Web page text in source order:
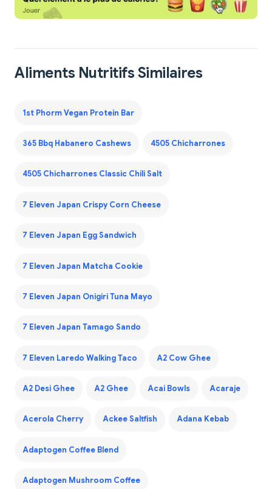
Aliments Nutritifs Similaires
1st Phorm Vegan Protein Bar
365 Bbq Habanero Cashews 4505 Chicharrones
4505 Chicharrones Classic Chili Salt
7 Eleven Japan Crispy Corn Cheese
7 Eleven Japan Egg Sandwich
7 Eleven Japan Matcha Cookie
7 Eleven Japan Onigiri Tuna Mayo
7 Eleven Japan Tamago Sando
7 Eleven Laredo Walking Taco A2 Cow Ghee
A2 Desi Ghee A2 Ghee Acai Bowls Acaraje
Acerola Cherry Ackee Saltfish Adana Kebab
Adaptogen Coffee Blend
Adaptogen Mushroom Coffee